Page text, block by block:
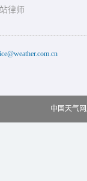
律师
中国天气